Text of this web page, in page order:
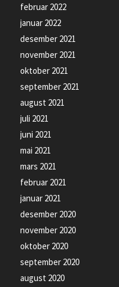
februar 2022
januar 2022
desember 2021
november 2021
oktober 2021
september 2021
august 2021
juli 2021
juni 2021
mai 2021
mars 2021
februar 2021
januar 2021
desember 2020
november 2020
oktober 2020
september 2020
august 2020